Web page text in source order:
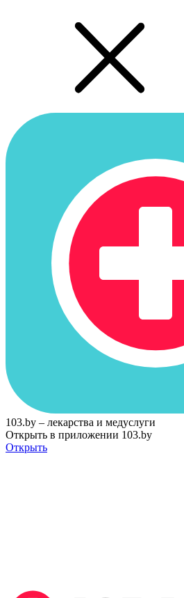
103.by – лекарства и медуслуги
Открыть в приложении 103.by
Открыть